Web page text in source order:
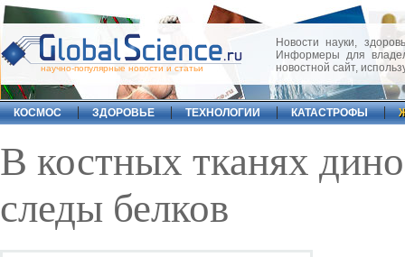
научно-популярные новости и статьи
Новости науки,
Информеры для
новостной сайт,
КОСМОС ЗДОРОВЬЕ ТЕХНОЛОГИИ КАТАСТРОФЫ
В костных тканях
следы белков